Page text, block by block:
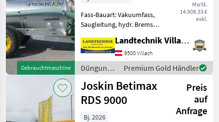
Gebrauchtmaschine
MwSt.
14.908,33 €
exkl.
Fass-Bauart: Vakuumfass,
Saugleitung, hydr. Bremsen,
Modulo 2 4000 Vakumfass
Bereifung: 500/45-22.5,
hydraulische Bremse,
einseitige Weitwinkelgel
Landtechnik Villach GmbH
9500 Villach
Düngung
und
Beregnung
/ Joskin
Premium Gold Händler
Joskin Betimax
RDS 9000
Preis
auf
Anfrage
Bj. 2026